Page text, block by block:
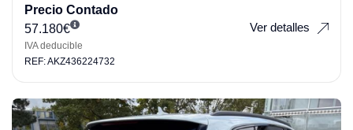
Precio Contado
57.180€
IVA deducible
Ver detalles
REF: AKZ436224732